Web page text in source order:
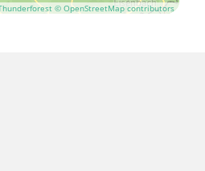
© OpenStreetMap contributors